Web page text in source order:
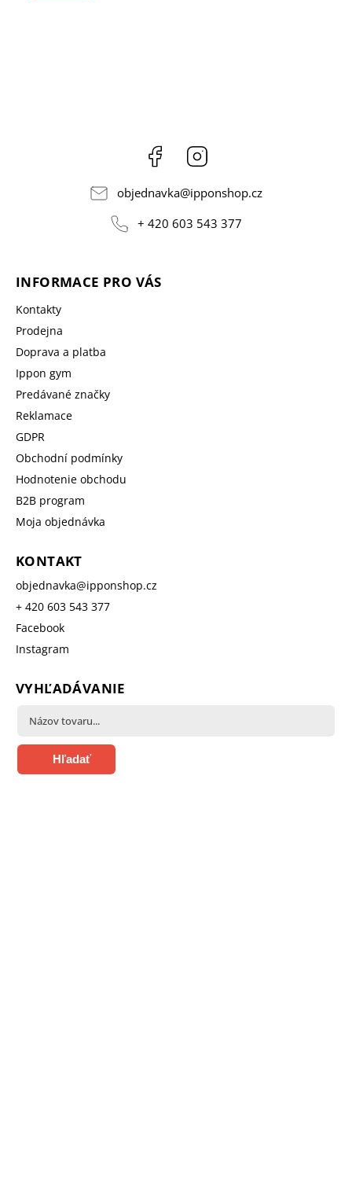
Facebook
objednavka@ipponshop.cz
+ 420 603 543 377
INFORMACE PRO VÁS
Kontakty
Prodejna
Doprava a platba
Ippon gym
Predávané značky
Reklamace
GDPR
Obchodní podmínky
Hodnotenie obchodu
B2B program
Moja objednávka
KONTAKT
objednavka@ipponshop.cz
+ 420 603 543 377
Facebook
Instagram
VYHĽADÁVANIE
Hľadať